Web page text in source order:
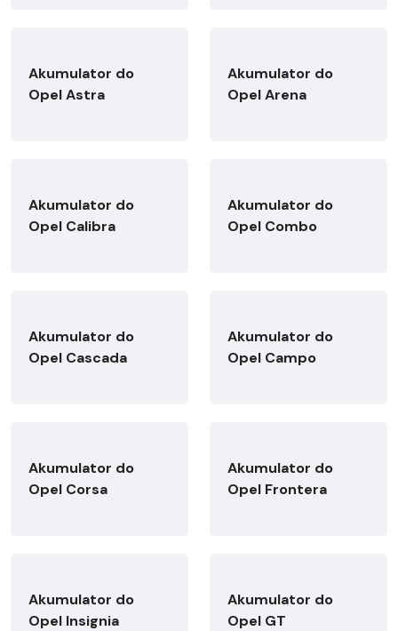
Akumulator do
Opel Astra
Akumulator do
Opel Arena
Akumulator do
Opel Calibra
Akumulator do
Opel Combo
Akumulator do
Opel Cascada
Akumulator do
Opel Campo
Akumulator do
Opel Corsa
Akumulator do
Opel Frontera
Akumulator do
Opel Insignia
Akumulator do
Opel GT